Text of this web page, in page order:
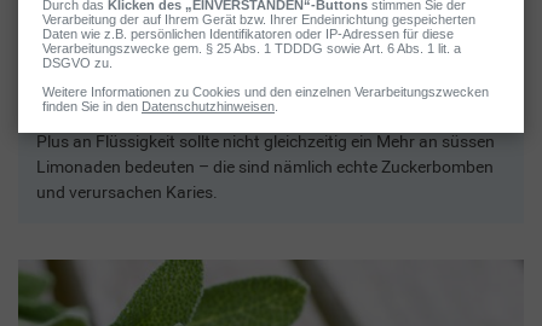
Bei einer Erkältung ist es grundsätzlich wichtig, die
Flüssigkeitszufuhr nach oben zu schrauben – das gilt bei
Kindern ebenso wie bei Erwachsenen. Eltern sollten also ihren
Sprösslingen öfters etwas zu Trinken anbieten – Wasser oder
Kräutertee sind jetzt genau das Richtige. Doch Vorsicht: Ein
Plus an Flüssigkeit sollte nicht gleichzeitig ein Mehr an süssen
Limonaden bedeuten – die sind nämlich echte Zuckerbomben
und verursachen Karies.